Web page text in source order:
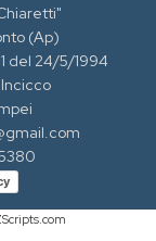
(Ap)
del 24/5/1994